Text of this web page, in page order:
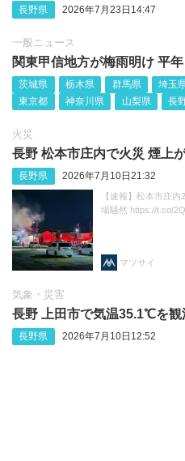
長野県 2026年7月23日14:47
一般ニュース
関東甲信地方が梅雨明け 平
茨城県 栃木県 群馬県 埼玉
東京都
神奈川県 山梨県 長
火災
長野 松本市庄内で火災 煙上
長野県 2026年7月10日21:32
【速報】松本市庄
場騒然 https://t.co/
マツサイ
気象・災害
長野 上田市で気温35.1℃を観
長野県 2026年7月10日12:52